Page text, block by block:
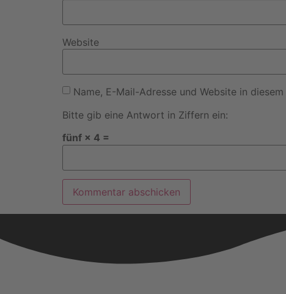
Website
Name, E-Mail-Adresse und Website in
Bitte gib eine Antwort in Ziffern ein:
fünf × 4 =